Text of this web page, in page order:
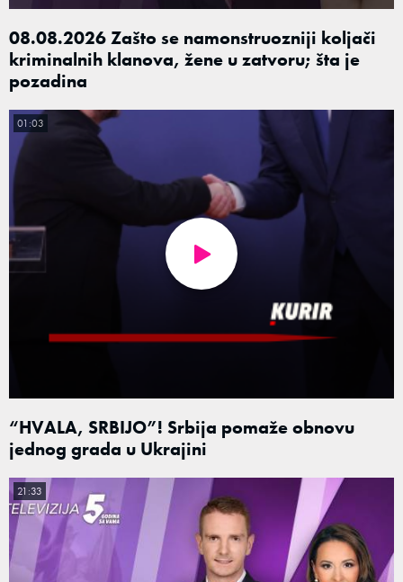
08.08.2026 Zašto se namonstruozniji koljači
kriminalnih klanova, žene u zatvoru; šta je
pozadina
“HVALA, SRBIJO”! Srbija pomaže obnovu
jednog grada u Ukrajini
01:03
21:33